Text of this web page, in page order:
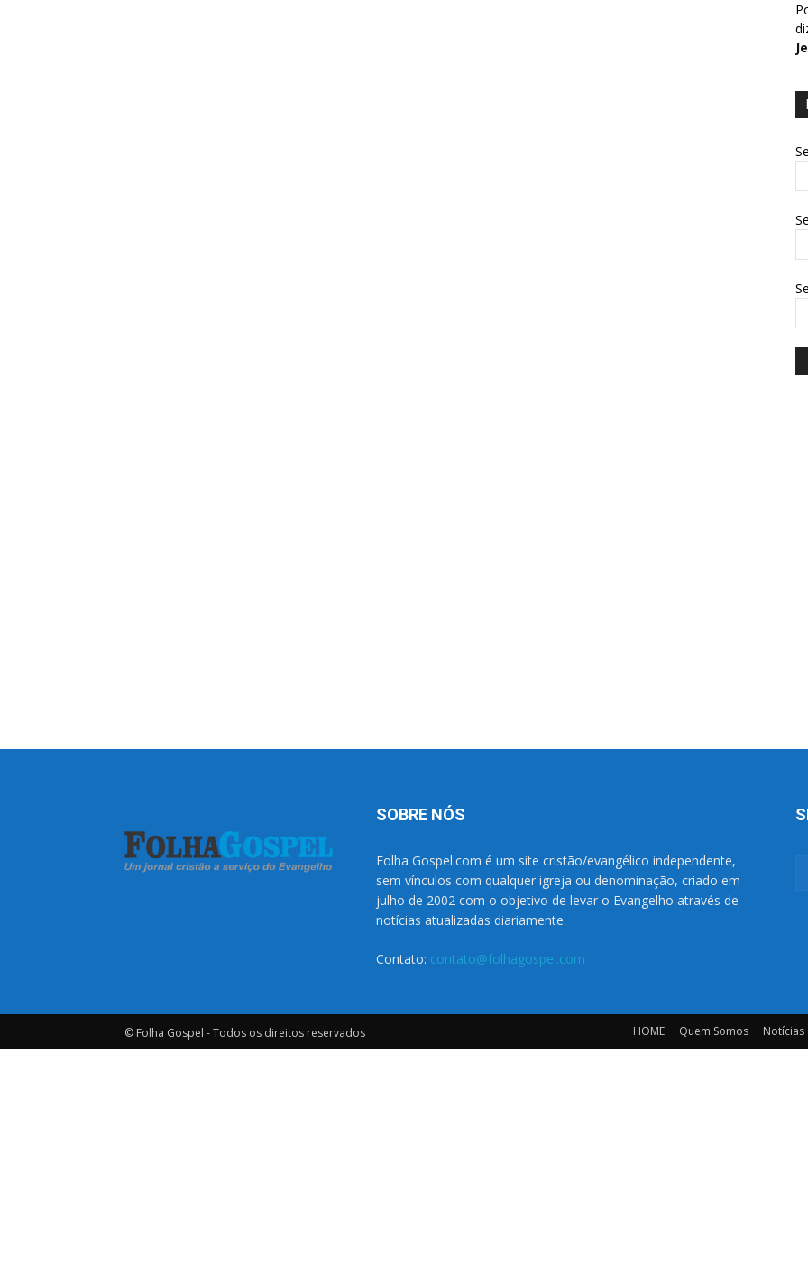
SOBRE NÓS
Folha Gospel.com é um site cristão/evangélico independente,
sem vínculos com qualquer igreja ou denominação, criado em
julho de 2002 com o objetivo de levar o Evangelho através de
notícias atualizadas diariamente.
Contato: contato@folhagospel.com
© Folha Gospel - Todos os direitos reservados HOME Quem Somos Notícias